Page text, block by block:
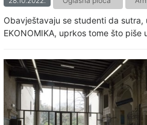
Obavještavaju se studenti da sutra,
EKONOMIKA, uprkos tome što piše